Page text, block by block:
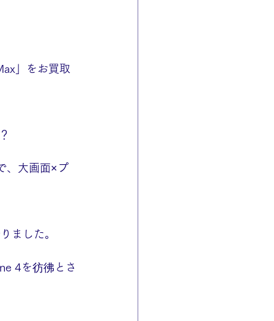
」をお買取
、大画面×プ
ました。
4を彷彿とさ